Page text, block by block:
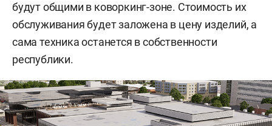
будут общими в коворкинг-зоне. Стоимость их
обслуживания будет заложена в цену изделий, а
сама техника останется в собственности
республики.